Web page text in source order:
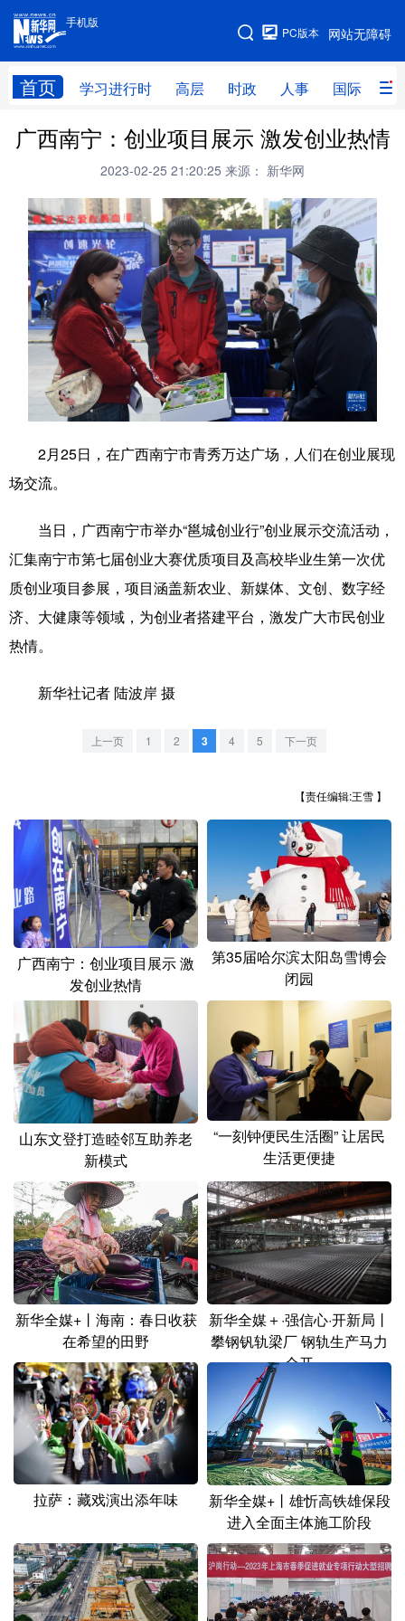
手机版
网站无障碍
PC版本
首页 学习进行时 高层 时政 人事 国际 财
手机版
网站地图
学习进行时 高层 时政 人事
财经 网评
台湾 思客智库 全球连线 教育
科技 科创 量子
文化 书画 健康
访谈 视频 图片
法律 中央文件 金融
食品 人居 信息化 数字经济
城市
公益 一带一路 亚太网 上市公司
文化产业
地方频道
北京 天津
吉林 上海
山东 河南 湖北 湖南
广东 广西 重庆
四川 贵州 云南 西藏
陕西 甘肃 青海 宁夏
新疆 内蒙古 黑龙江
多语种频道
English Español Français عربى
Русский язык 日本語 한국어
Deutsch Português
广西南宁：创业项目展示 激发创业热情
2023-02-25 21:20:25 来源： 新华网
2月25日，在广西南宁市青秀万达广场，人们在创业展现
场交流。
当日，广西南宁市举办“邕城创业行”创业展示交流活动，
汇集南宁市第七届创业大赛优质项目及高校毕业生第一次优
质创业项目参展，项目涵盖新农业、新媒体、文创、数字经
济、大健康等领域，为创业者搭建平台，激发广大市民创业
热情。
新华社记者 陆波岸 摄
上一页 1 2 3 4 5 下一页
【责任编辑:王雪 】
广西南宁：创业项目展示 激
发创业热情
第35届哈尔滨太阳岛雪博会
闭园
山东文登打造睦邻互助养老
新模式
“一刻钟便民生活圈” 让居民
生活更便捷
新华全媒+丨海南：春日收获
在希望的田野
新华全媒＋·强信心·开新局丨
攀钢钒轨梁厂 钢轨生产马力
全开
拉萨：藏戏演出添年味
新华全媒+丨雄忻高铁雄保段
进入全面主体施工阶段